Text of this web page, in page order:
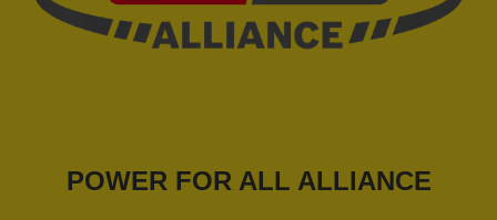
POWER FOR ALL ALLIANCE